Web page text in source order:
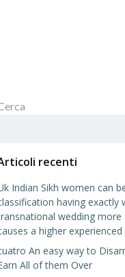
recenti
Indian Sikh women can
having exactly
wedding more
a higher
An easy way to
All of them Over